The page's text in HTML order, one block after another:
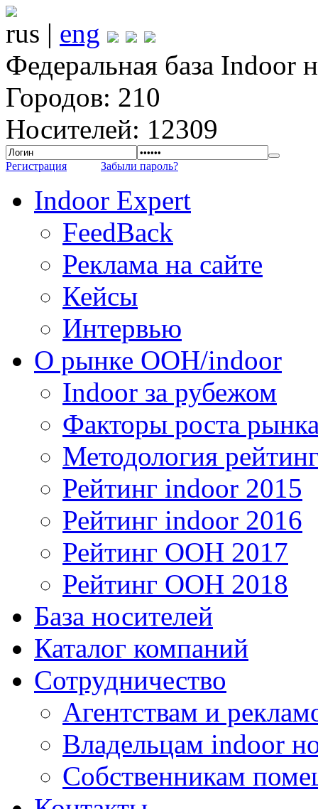
rus | eng
Федеральная база Indoor
Городов: 210
Носителей: 12309
Регистрация Забыли пароль?
Indoor Expert
FeedBack
Реклама на сайте
Кейсы
Интервью
О рынке OOH/indoor
Indoor за рубежом
Факторы роста
Методология
Рейтинг indoor 2015
Рейтинг indoor 2016
Рейтинг OOH 2017
Рейтинг OOH 2018
База носителей
Каталог компаний
Сотрудничество
Агентствам и
Владельцам indoor
Собственникам